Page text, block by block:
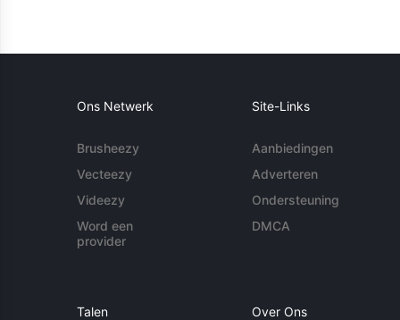
Ons Netwerk
Brusheezy
Vecteezy
Videezy
Word een
provider
Site-Links
Aanbiedingen
Adverteren
Ondersteuning
DMCA
Talen Over Ons